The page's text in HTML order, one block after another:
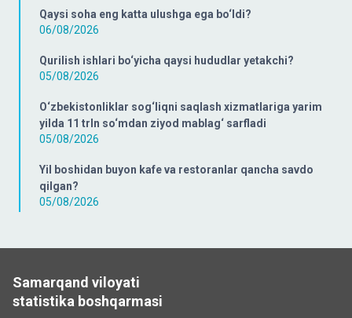
Qaysi soha eng katta ulushga ega bo‘ldi?
06/08/2026
Qurilish ishlari bo‘yicha qaysi hududlar yetakchi?
05/08/2026
O‘zbekistonliklar sog‘liqni saqlash xizmatlariga yarim
yilda 11 trln so‘mdan ziyod mablag‘ sarfladi
05/08/2026
Yil boshidan buyon kafe va restoranlar qancha savdo
qilgan?
05/08/2026
Samarqand viloyati
statistika boshqarmasi